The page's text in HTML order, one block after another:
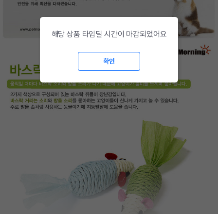
해당 상품 타임딜 시간이 마감되었어요
확인